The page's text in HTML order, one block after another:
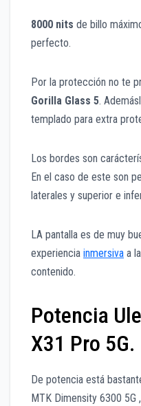
8000 nits de billo
perfecto.
Por la protección no te
Gorilla Glass 5.
templado para extra
Los bordes son
En el caso de este son
laterales y superior e
LA pantalla es de muy
experiencia inmersiva a
contenido.
Potencia
X31 Pro 5G.
De potencia está
MTK Dimensity 6300